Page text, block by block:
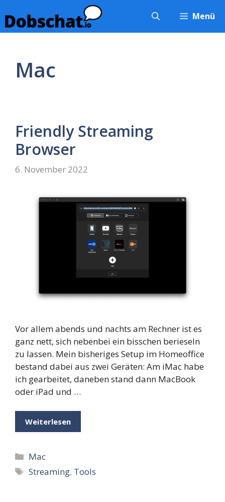
Inhalt
springen
Menü
Mac
Friendly Streaming
Browser
6. November 2022
Vor allem abends und nachts am Rechner ist es
ganz nett, sich nebenbei ein bisschen berieseln
zu lassen. Mein bisheriges Setup im Homeoffice
bestand dabei aus zwei Geräten: Am iMac habe
ich gearbeitet, daneben stand dann MacBook
oder iPad und …
Weiterlesen
Kategorien
Mac
Schlagwörter
Streaming, Tools